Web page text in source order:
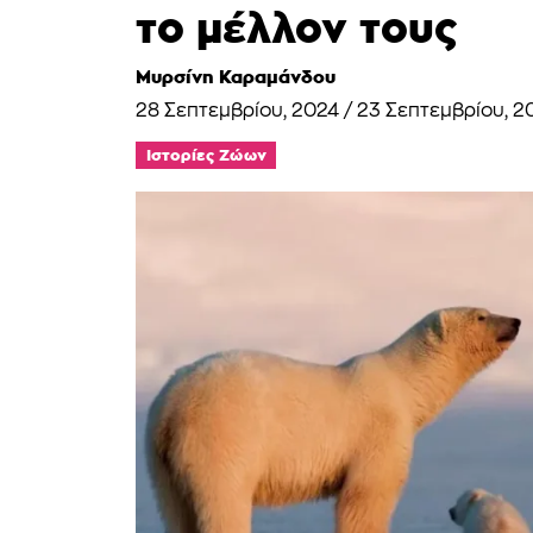
το μέλλον τους
Μυρσίνη Καραμάνδου
28 Σεπτεμβρίου, 2024 / 23 Σεπτεμβρίου,
Ιστορίες Ζώων